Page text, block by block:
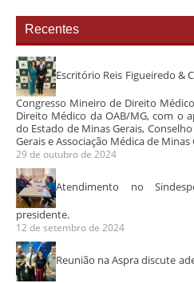
Recentes
Escritório Reis Figueiredo &
Congresso Mineiro de Direito
Direito Médico da OAB/MG, com o
do Estado de Minas Gerais,
Gerais e Associação Médica de Minas
29 de outubro de 2024
Atendimento no
presidente.
12 de setembro de 2024
Reunião na Aspra discute